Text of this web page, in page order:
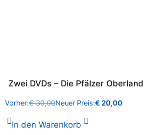
Zwei DVDs – Die Pfälzer
Vorher:€30,00Neuer Preis:€ 20,00
In den Warenkorb